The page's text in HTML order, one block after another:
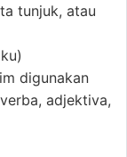
tunjuk, atau
digunakan
adjektiva,